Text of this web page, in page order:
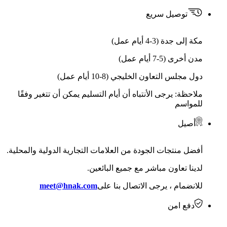
توصيل سريع
مكة إلى جدة (3-4 أيام عمل)
مدن أخرى (5-7 أيام عمل)
دول مجلس التعاون الخليجي (8-10 أيام عمل)
ملاحظة: يرجى الأنتباه أن أيام التسليم يمكن أن تتغير وفقًا
للمواسم
أصيل
أفضل منتجات الجودة من العلامات التجارية الدولية والمحلية.
لدينا تعاون مباشر مع جميع البائعين.
للانضمام ، يرجى الاتصال بنا علىmeet@hnak.com
دفع امن